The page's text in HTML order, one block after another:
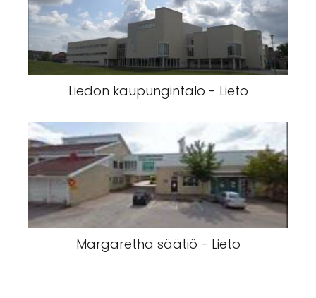
Liedon kaupungintalo - Lieto
Margaretha säätiö - Lieto